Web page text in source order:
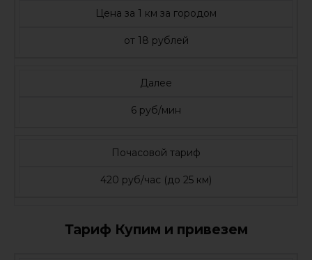
Цена за 1 км за городом
от 18 рублей
Далее
6 руб/мин
Почасовой тариф
420 руб/час (до 25 км)
Тариф Купим и привезем